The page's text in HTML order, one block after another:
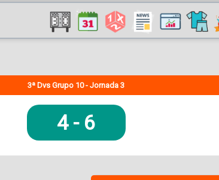
3ª Dvs Grupo 10 - Jornada 3
4- 6